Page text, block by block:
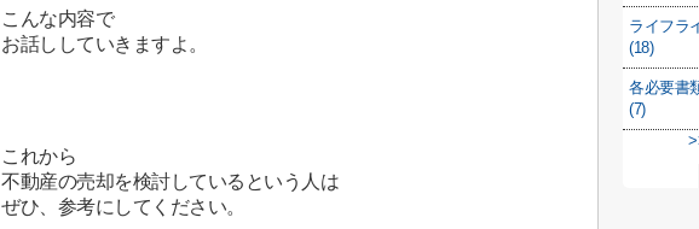
こんな内容で
お話ししていきますよ。
これから
不動産の売却を検討しているという人は
ぜひ、参考にしてください。
ライフラ
(18)
各必要書
(7)